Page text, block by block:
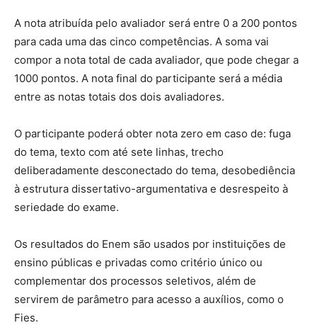
A nota atribuída pelo avaliador será entre 0 a 200 pontos
para cada uma das cinco competências. A soma vai
compor a nota total de cada avaliador, que pode chegar a
1000 pontos. A nota final do participante será a média
entre as notas totais dos dois avaliadores.
O participante poderá obter nota zero em caso de: fuga
do tema, texto com até sete linhas, trecho
deliberadamente desconectado do tema, desobediência
à estrutura dissertativo-argumentativa e desrespeito à
seriedade do exame.
Os resultados do Enem são usados por instituições de
ensino públicas e privadas como critério único ou
complementar dos processos seletivos, além de
servirem de parâmetro para acesso a auxílios, como o
Fies.